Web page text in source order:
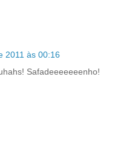
2011 às 00:16
Safadeeeeeeenho!